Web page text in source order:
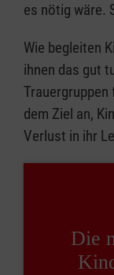
es nötig wäre.
Wie begleiten
ihnen das gut
dem Ziel an,
Verlust in ihr
Die